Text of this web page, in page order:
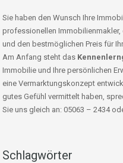
Sie haben den Wunsch Ihre
professionellen
und den bestmöglichen Preis für
Am Anfang steht das
Immobilie und Ihre persönlichen
eine Vermarktungskonzept
gutes Gefühl vermittelt haben,
Sie uns gleich an: 05063 – 2434
Schlagwörter